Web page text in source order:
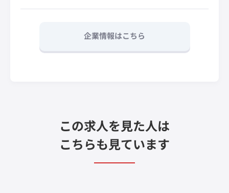
企業情報はこちら
この求人を見た人は
こちらも見ています